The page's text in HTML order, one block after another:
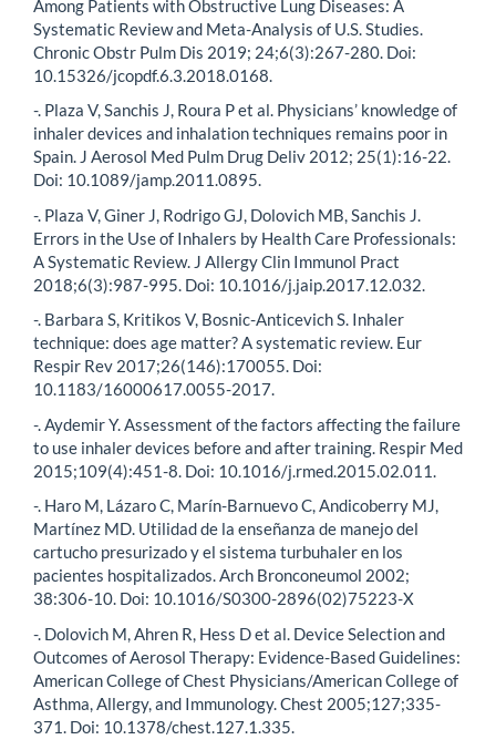
Among Patients with Obstructive Lung Diseases: A
Systematic Review and Meta-Analysis of U.S. Studies.
Chronic Obstr Pulm Dis 2019; 24;6(3):267-280. Doi:
10.15326/jcopdf.6.3.2018.0168.
-. Plaza V, Sanchis J, Roura P et al. Physicians’ knowledge of
inhaler devices and inhalation techniques remains poor in
Spain. J Aerosol Med Pulm Drug Deliv 2012; 25(1):16-22.
Doi: 10.1089/jamp.2011.0895.
-. Plaza V, Giner J, Rodrigo GJ, Dolovich MB, Sanchis J.
Errors in the Use of Inhalers by Health Care Professionals:
A Systematic Review. J Allergy Clin Immunol Pract
2018;6(3):987-995. Doi: 10.1016/j.jaip.2017.12.032.
-. Barbara S, Kritikos V, Bosnic-Anticevich S. Inhaler
technique: does age matter? A systematic review. Eur
Respir Rev 2017;26(146):170055. Doi:
10.1183/16000617.0055-2017.
-. Aydemir Y. Assessment of the factors affecting the failure
to use inhaler devices before and after training. Respir Med
2015;109(4):451-8. Doi: 10.1016/j.rmed.2015.02.011.
-. Haro M, Lázaro C, Marín-Barnuevo C, Andicoberry MJ,
Martínez MD. Utilidad de la enseñanza de manejo del
cartucho presurizado y el sistema turbuhaler en los
pacientes hospitalizados. Arch Bronconeumol 2002;
38:306-10. Doi: 10.1016/S0300-2896(02)75223-X
-. Dolovich M, Ahren R, Hess D et al. Device Selection and
Outcomes of Aerosol Therapy: Evidence-Based Guidelines:
American College of Chest Physicians/American College of
Asthma, Allergy, and Immunology. Chest 2005;127;335-
371. Doi: 10.1378/chest.127.1.335.